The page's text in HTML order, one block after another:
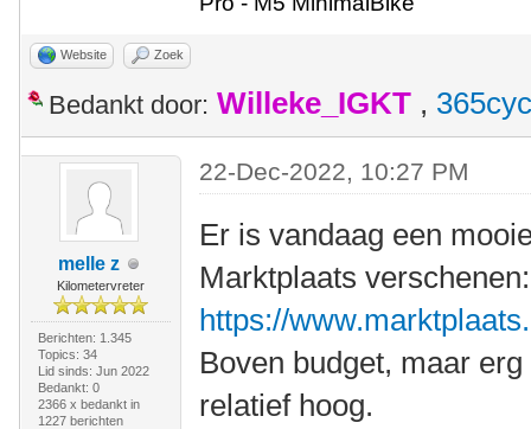
Website Zoek
Bedankt door: Willeke_IGKT ,
melle z
Kilometervreter
Berichten: 1.345
Topics: 34
Lid sinds: Jun 2022
Bedankt: 0
2366 x bedankt in
1227 berichten
22-Dec-2022, 10:27 PM
Er is vandaag een
Marktplaats verschenen:
https://
Boven budget, maar
relatief hoog.